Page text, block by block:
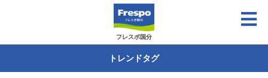
フレスポ国分
トレンドタグ